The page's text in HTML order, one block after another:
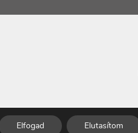
Elfogad Elutasítom